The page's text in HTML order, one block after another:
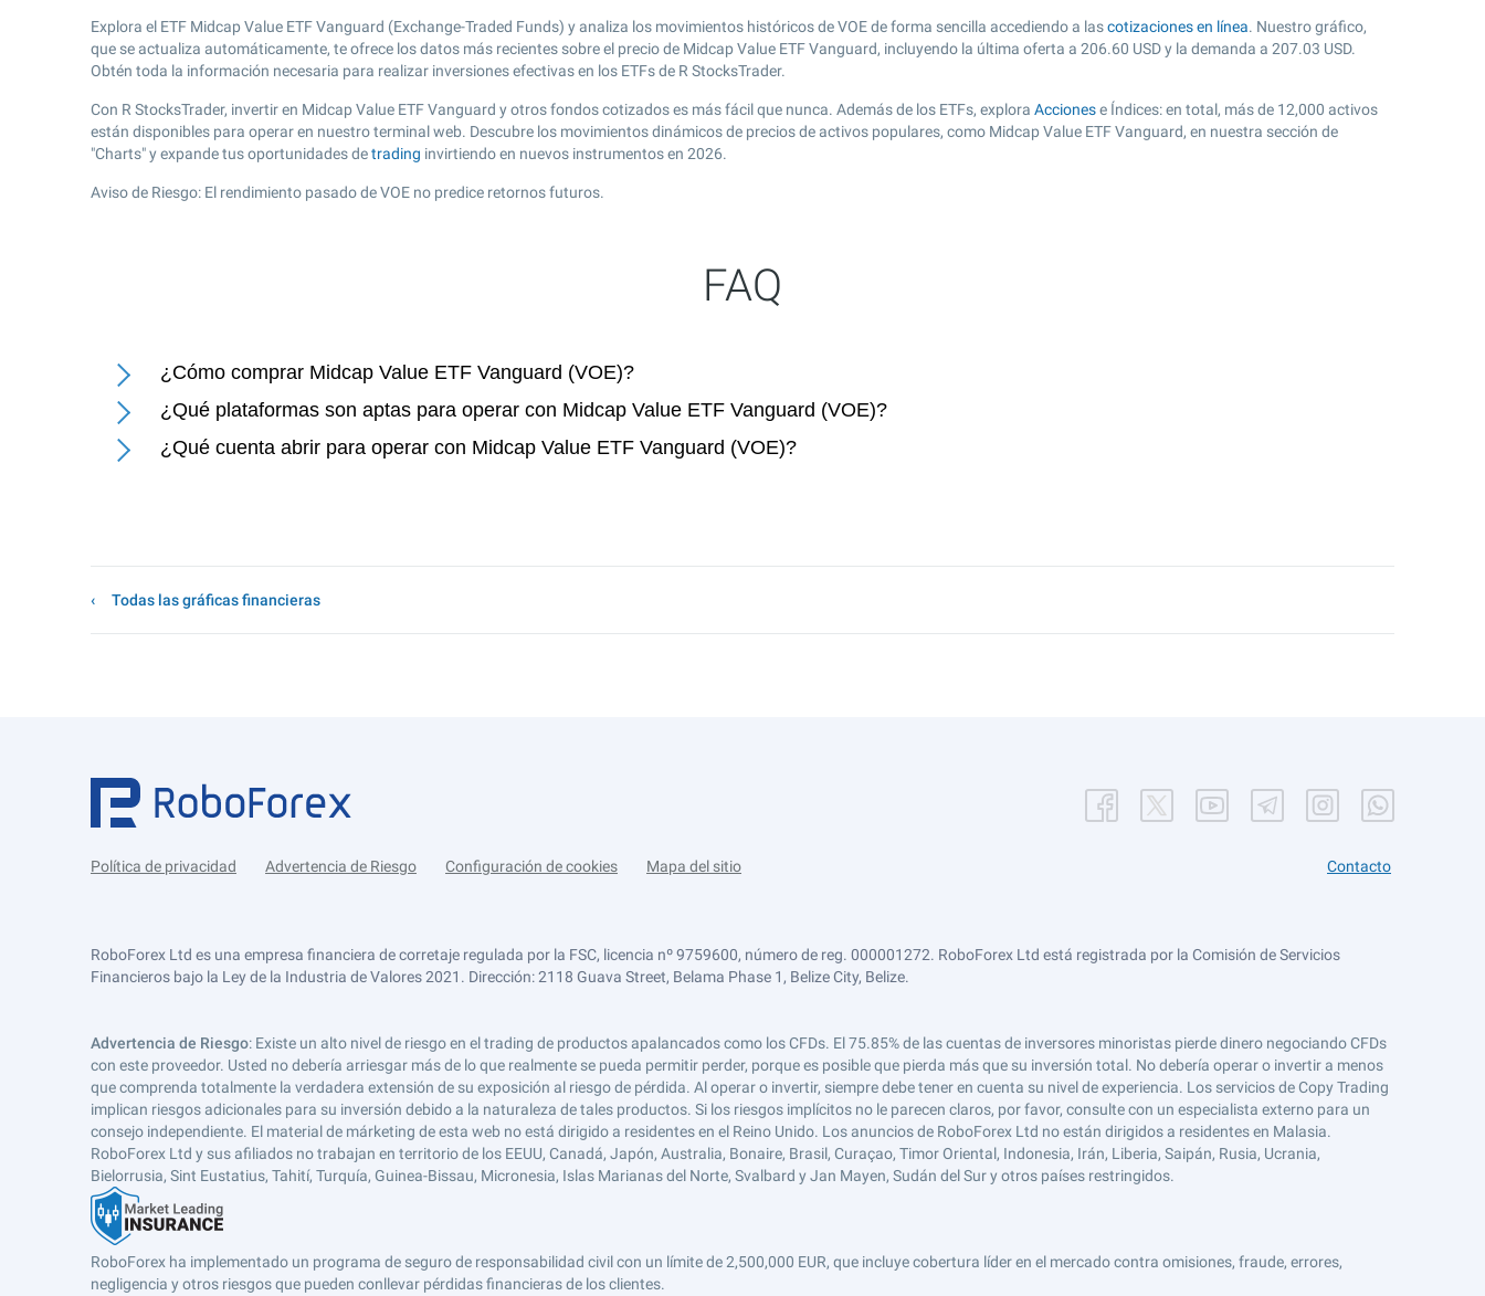
Explora el ETF Midcap Value ETF Vanguard (Exchange-Traded Funds) y analiza los movimientos históricos de VOE de forma sencilla accediendo a lascotizaciones en línea. Nuestro gráfico,
que se actualiza automáticamente, te ofrece los datos más recientes sobre el precio de Midcap Value ETF Vanguard, incluyendo la última oferta a 206.60 USD y la demanda a 207.03 USD.
Obtén toda la información necesaria para realizar inversiones efectivas en los ETFs de R StocksTrader.
Con R StocksTrader, invertir en Midcap Value ETF Vanguard y otros fondos cotizados es más fácil que nunca. Además de los ETFs, explora Accionese Índices: en total, más de 12,000 activos
están disponibles para operar en nuestro terminal web. Descubre los movimientos dinámicos de precios de activos populares, como Midcap Value ETF Vanguard, en nuestra sección de
"Charts" y expande tus oportunidades detrading invirtiendo en nuevos instrumentos en 2026.
Aviso de Riesgo: El rendimiento pasado de VOE no predice retornos futuros.
FAQ
¿Cómo comprar Midcap Value ETF Vanguard (VOE)?
¿Qué plataformas son aptas para operar con Midcap Value ETF Vanguard (VOE)?
¿Qué cuenta abrir para operar con Midcap Value ETF Vanguard (VOE)?
Todas las gráficas financieras
Política de privacidad Advertencia de Riesgo Configuración de cookies Mapa del sitio Contacto
RoboForex Ltd es una empresa financiera de corretaje regulada por la FSC, licencia nº 9759600, número de reg. 000001272. RoboForex Ltd está registrada por la Comisión de Servicios
Financieros bajo la Ley de la Industria de Valores 2021. Dirección: 2118 Guava Street, Belama Phase 1, Belize City, Belize.
Advertencia de Riesgo: Existe un alto nivel de riesgo en el trading de productos apalancados como los CFDs. El 75.85% de las cuentas de inversores minoristas pierde dinero negociando CFDs
con este proveedor. Usted no debería arriesgar más de lo que realmente se pueda permitir perder, porque es posible que pierda más que su inversión total. No debería operar o invertir a menos
que comprenda totalmente la verdadera extensión de su exposición al riesgo de pérdida. Al operar o invertir, siempre debe tener en cuenta su nivel de experiencia. Los servicios de Copy Trading
implican riesgos adicionales para su inversión debido a la naturaleza de tales productos. Si los riesgos implícitos no le parecen claros, por favor, consulte con un especialista externo para un
consejo independiente. El material de márketing de esta web no está dirigido a residentes en el Reino Unido. Los anuncios de RoboForex Ltd no están dirigidos a residentes en Malasia.
RoboForex Ltd y sus afiliados no trabajan en territorio de los EEUU, Canadá, Japón, Australia, Bonaire, Brasil, Curaçao, Timor Oriental, Indonesia, Irán, Liberia, Saipán, Rusia, Ucrania,
Bielorrusia, Sint Eustatius, Tahití, Turquía, Guinea-Bissau, Micronesia, Islas Marianas del Norte, Svalbard y Jan Mayen, Sudán del Sur y otros países restringidos.
RoboForex ha implementado un programa de seguro de responsabilidad civil con un límite de 2,500,000 EUR, que incluye cobertura líder en el mercado contra omisiones, fraude, errores,
negligencia y otros riesgos que pueden conllevar pérdidas financieras de los clientes.